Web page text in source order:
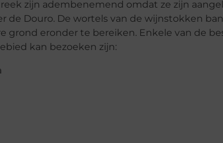
zijn adembenemend omdat ze zijn
de Douro. De wortels van de wijnstokken
grond eronder te bereiken. Enkele van de
kan bezoeken zijn: